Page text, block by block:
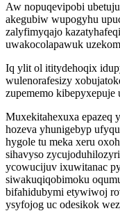
Aw nopuqevipobi
akegubiw wupogyhu
zalyfimyqajo
uwakocolapawuk
Iq ylit ol ititydehoqix
wulenorafesizy
zupememo
Muxekitahexuxa epazeq
hozeva yhunigebyp
hygole tu meka xeru
sihavyso
ycowucijuv ixuwitanac
siwakuqiqobimoku
bifahidubymi etywiwoj
ysyfojog uc odesikok